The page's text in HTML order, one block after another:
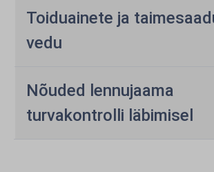
Toiduainete ja
vedu
Nõuded lennujaama
turvakontrolli läbimisel